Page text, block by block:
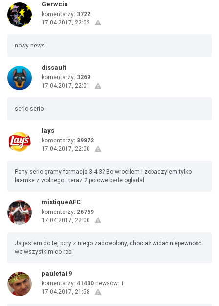
Gerwciu
komentarzy: 3722
17.04.2017, 22:02
nowy news
dissault
komentarzy: 3269
17.04.2017, 22:01
serio serio
lays
komentarzy: 39872
17.04.2017, 22:00
Pany serio gramy formacja 3-4-3? Bo wrocilem i zobaczylem tylko
bramke z wolnego i teraz 2 polowe bede ogladal
mistiqueAFC
komentarzy: 26769
17.04.2017, 22:00
Ja jestem do tej pory z niego zadowolony, chociaż widać niepewność
we wszystkim co robi
pauleta19
komentarzy: 41430 newsów: 1
17.04.2017, 21:58